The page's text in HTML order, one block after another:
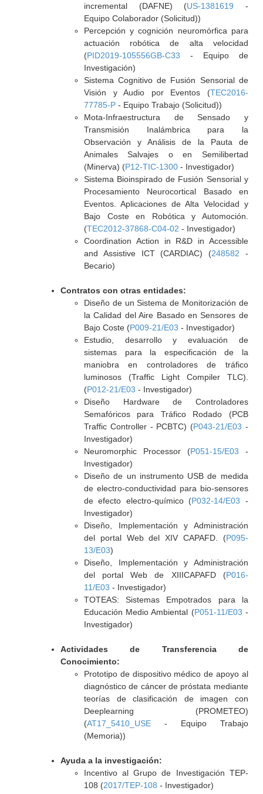
incremental (DAFNE) (US-1381619 -
Equipo Colaborador (Solicitud))
Percepción y cognición neuromórfica para
actuación robótica de alta velocidad
(PID2019-105556GB-C33 - Equipo de
Investigación)
Sistema Cognitivo de Fusión Sensorial de
Visión y Audio por Eventos (TEC2016-
77785-P- Equipo Trabajo (Solicitud))
Mota-Infraestructura de Sensado y
Transmisión Inalámbrica para la
Observación y Análisis de la Pauta de
Animales Salvajes o en Semilibertad
(Minerva) (P12-TIC-1300- Investigador)
Sistema Bioinspirado de Fusión Sensorial y
Procesamiento Neurocortical Basado en
Eventos. Aplicaciones de Alta Velocidad y
Bajo Coste en Robótica y Automoción.
(TEC2012-37868-C04-02 - Investigador)
Coordination Action in R&D in Accessible
and Assistive ICT (CARDIAC) (248582 -
Becario)
Contratos con otras entidades:
Diseño de un Sistema de Monitorización de
la Calidad del Aire Basado en Sensores de
Bajo Coste (P009-21/E03 - Investigador)
Estudio, desarrollo y evaluación de
sistemas para la especificación de la
maniobra en controladores de tráfico
luminosos (Traffic Light Compiler TLC).
(P012-21/E03 - Investigador)
Diseño Hardware de Controladores
Semafóricos para Tráfico Rodado (PCB
Traffic Controller - PCBTC) (P043-21/E03 -
Investigador)
Neuromorphic Processor (P051-15/E03 -
Investigador)
Diseño de un instrumento USB de medida
de electro-conductividad para bio-sensores
de efecto electro-químico (P032-14/E03 -
Investigador)
Diseño, Implementación y Administración
del portal Web del XIV CAPAFD. (P095-
13/E03)
Diseño, Implementación y Administración
del portal Web de XIIICAPAFD (P016-
11/E03 - Investigador)
TOTEAS: Sistemas Empotrados para la
Educación Medio Ambiental (P051-11/E03 -
Investigador)
Actividades de Transferencia de
Conocimiento:
Prototipo de dispositivo médico de apoyo al
diagnóstico de cáncer de próstata mediante
teorías de clasificación de imagen con
Deeplearning (PROMETEO)
(AT17_5410_USE- Equipo Trabajo
(Memoria))
Ayuda a la investigación:
Incentivo al Grupo de Investigación TEP-
108 (2017/TEP-108 - Investigador)